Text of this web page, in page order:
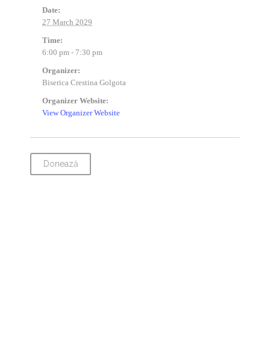
Date:
27 March 2029
Time:
6:00 pm - 7:30 pm
Organizer:
Biserica Crestina Golgota
Organizer Website:
View Organizer Website
Donează